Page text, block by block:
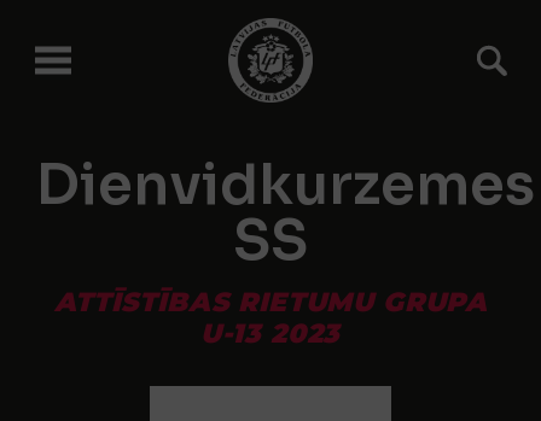
Dienvidkurzemes
SS
ATTĪSTĪBAS RIETUMU GRUPA
U-13 2023